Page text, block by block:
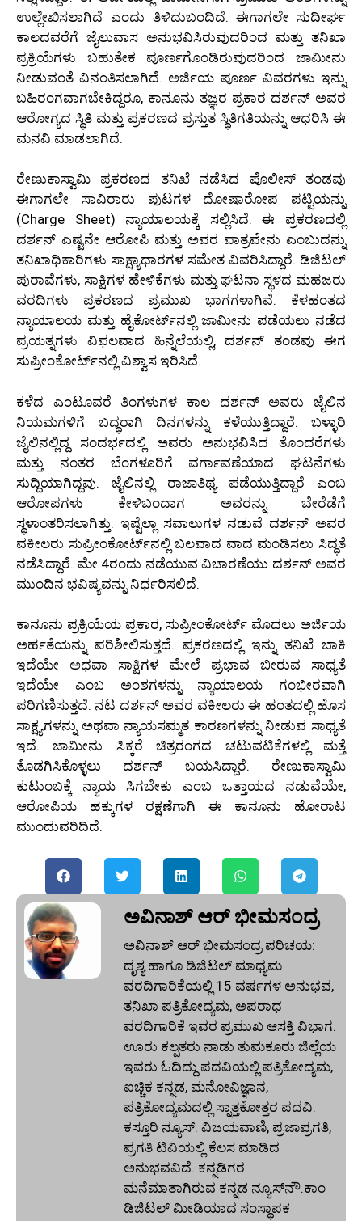
ಉಲ್ಲೇಖಿಸಲಾಗಿದೆ ಎಂದು ತಿಳಿದುಬಂದಿದೆ. ಈಗಾಗಲೇ ಸುದೀರ್ಘ
ಕಾಲದವರೆಗೆ ಜೈಲುವಾಸ ಅನುಭವಿಸಿರುವುದರಿಂದ ಮತ್ತು ತನಿಖಾ
ಪ್ರಕ್ರಿಯೆಗಳು ಬಹುತೇಕ ಪೂರ್ಣಗೊಂಡಿರುವುದರಿಂದ ಜಾಮೀನು
ನೀಡುವಂತೆ ವಿನಂತಿಸಲಾಗಿದೆ. ಅರ್ಜಿಯ ಪೂರ್ಣ ವಿವರಗಳು ಇನ್ನು
ಬಹಿರಂಗವಾಗಬೇಕಿದ್ದರೂ, ಕಾನೂನು ತಜ್ಞರ ಪ್ರಕಾರ ದರ್ಶನ್ ಅವರ
ಆರೋಗ್ಯದ ಸ್ಥಿತಿ ಮತ್ತು ಪ್ರಕರಣದ ಪ್ರಸ್ತುತ ಸ್ಥಿತಿಗತಿಯನ್ನು ಆಧರಿಸಿ ಈ
ಮನವಿ ಮಾಡಲಾಗಿದೆ.
ರೇಣುಕಾಸ್ವಾಮಿ ಪ್ರಕರಣದ ತನಿಖೆ ನಡೆಸಿದ ಪೊಲೀಸ್ ತಂಡವು
ಈಗಾಗಲೇ ಸಾವಿರಾರು ಪುಟಗಳ ದೋಷಾರೋಪ ಪಟ್ಟಿಯನ್ನು
(Charge Sheet) ನ್ಯಾಯಾಲಯಕ್ಕೆ ಸಲ್ಲಿಸಿದೆ. ಈ ಪ್ರಕರಣದಲ್ಲಿ
ದರ್ಶನ್ ಎಷ್ಟನೇ ಆರೋಪಿ ಮತ್ತು ಅವರ ಪಾತ್ರವೇನು ಎಂಬುದನ್ನು
ತನಿಖಾಧಿಕಾರಿಗಳು ಸಾಕ್ಷ್ಯಾಧಾರಗಳ ಸಮೇತ ವಿವರಿಸಿದ್ದಾರೆ. ಡಿಜಿಟಲ್
ಪುರಾವೆಗಳು, ಸಾಕ್ಷಿಗಳ ಹೇಳಿಕೆಗಳು ಮತ್ತು ಘಟನಾ ಸ್ಥಳದ ಮಹಜರು
ವರದಿಗಳು ಪ್ರಕರಣದ ಪ್ರಮುಖ ಭಾಗಗಳಾಗಿವೆ. ಕೆಳಹಂತದ
ನ್ಯಾಯಾಲಯ ಮತ್ತು ಹೈಕೋರ್ಟ್‌ನಲ್ಲಿ ಜಾಮೀನು ಪಡೆಯಲು ನಡೆದ
ಪ್ರಯತ್ನಗಳು ವಿಫಲವಾದ ಹಿನ್ನೆಲೆಯಲ್ಲಿ, ದರ್ಶನ್ ತಂಡವು ಈಗ
ಸುಪ್ರೀಂಕೋರ್ಟ್‌ನಲ್ಲಿ ವಿಶ್ವಾಸ ಇರಿಸಿದೆ.
ಕಳೆದ ಎಂಟೂವರೆ ತಿಂಗಳುಗಳ ಕಾಲ ದರ್ಶನ್ ಅವರು ಜೈಲಿನ
ನಿಯಮಗಳಿಗೆ ಬದ್ಧರಾಗಿ ದಿನಗಳನ್ನು ಕಳೆಯುತ್ತಿದ್ದಾರೆ. ಬಳ್ಳಾರಿ
ಜೈಲಿನಲ್ಲಿದ್ದ ಸಂದರ್ಭದಲ್ಲಿ ಅವರು ಅನುಭವಿಸಿದ ತೊಂದರೆಗಳು
ಮತ್ತು ನಂತರ ಬೆಂಗಳೂರಿಗೆ ವರ್ಗಾವಣೆಯಾದ ಘಟನೆಗಳು
ಸುದ್ದಿಯಾಗಿದ್ದವು. ಜೈಲಿನಲ್ಲಿ ರಾಜಾತಿಥ್ಯ ಪಡೆಯುತ್ತಿದ್ದಾರೆ ಎಂಬ
ಆರೋಪಗಳು ಕೇಳಿಬಂದಾಗ ಅವರನ್ನು ಬೇರೆಡೆಗೆ
ಸ್ಥಳಾಂತರಿಸಲಾಗಿತ್ತು. ಇಷ್ಟೆಲ್ಲಾ ಸವಾಲುಗಳ ನಡುವೆ ದರ್ಶನ್ ಅವರ
ವಕೀಲರು ಸುಪ್ರೀಂಕೋರ್ಟ್‌ನಲ್ಲಿ ಬಲವಾದ ವಾದ ಮಂಡಿಸಲು ಸಿದ್ಧತೆ
ನಡೆಸಿದ್ದಾರೆ. ಮೇ 4ರಂದು ನಡೆಯುವ ವಿಚಾರಣೆಯು ದರ್ಶನ್ ಅವರ
ಮುಂದಿನ ಭವಿಷ್ಯವನ್ನು ನಿರ್ಧರಿಸಲಿದೆ.
ಕಾನೂನು ಪ್ರಕ್ರಿಯೆಯ ಪ್ರಕಾರ, ಸುಪ್ರೀಂಕೋರ್ಟ್ ಮೊದಲು ಅರ್ಜಿಯ
ಅರ್ಹತೆಯನ್ನು ಪರಿಶೀಲಿಸುತ್ತದೆ. ಪ್ರಕರಣದಲ್ಲಿ ಇನ್ನು ತನಿಖೆ ಬಾಕಿ
ಇದೆಯೇ ಅಥವಾ ಸಾಕ್ಷಿಗಳ ಮೇಲೆ ಪ್ರಭಾವ ಬೀರುವ ಸಾಧ್ಯತೆ
ಇದೆಯೇ ಎಂಬ ಅಂಶಗಳನ್ನು ನ್ಯಾಯಾಲಯ ಗಂಭೀರವಾಗಿ
ಪರಿಗಣಿಸುತ್ತದೆ. ನಟ ದರ್ಶನ್ ಅವರ ವಕೀಲರು ಈ ಹಂತದಲ್ಲಿ ಹೊಸ
ಸಾಕ್ಷ್ಯಗಳನ್ನು ಅಥವಾ ನ್ಯಾಯಸಮ್ಮತ ಕಾರಣಗಳನ್ನು ನೀಡುವ ಸಾಧ್ಯತೆ
ಇದೆ. ಜಾಮೀನು ಸಿಕ್ಕರೆ ಚಿತ್ರರಂಗದ ಚಟುವಟಿಕೆಗಳಲ್ಲಿ ಮತ್ತೆ
ತೊಡಗಿಸಿಕೊಳ್ಳಲು ದರ್ಶನ್ ಬಯಸಿದ್ದಾರೆ. ರೇಣುಕಾಸ್ವಾಮಿ
ಕುಟುಂಬಕ್ಕೆ ನ್ಯಾಯ ಸಿಗಬೇಕು ಎಂಬ ಒತ್ತಾಯದ ನಡುವೆಯೇ,
ಆರೋಪಿಯ ಹಕ್ಕುಗಳ ರಕ್ಷಣೆಗಾಗಿ ಈ ಕಾನೂನು ಹೋರಾಟ
ಮುಂದುವರಿದಿದೆ.
ಅವಿನಾಶ್‌ ಆರ್‌ ಭೀಮಸಂದ್ರ
ಅವಿನಾಶ್‌ ಆರ್‌ ಭೀಮಸಂದ್ರ ಪರಿಚಯ:
ದೃಶ್ಯ ಹಾಗೂ ಡಿಜಿಟಲ್ ಮಾಧ್ಯಮ
ವರದಿಗಾರಿಕೆಯಲ್ಲಿ 15 ವರ್ಷಗಳ ಅನುಭವ,
ತನಿಖಾ ಪತ್ರಿಕೋದ್ಯಮ, ಅಪರಾಧ
ವರದಿಗಾರಿಕೆ ಇವರ ಪ್ರಮುಖ ಆಸಕ್ತಿ ವಿಭಾಗ.
ಊರು ಕಲ್ಪತರು ನಾಡು ತುಮಕೂರು ಜಿಲ್ಲೆಯ
ಇವರು ಓದಿದ್ದು ಪದವಿಯಲ್ಲಿ ಪತ್ರಿಕೋದ್ಯಮ,
ಐಚ್ಚಿಕ ಕನ್ನಡ, ಮನೋವಿಜ್ಞಾನ,
ಪತ್ರಿಕೋದ್ಯಮದಲ್ಲಿ ಸ್ನಾತ್ತಕೋತ್ತರ ಪದವಿ.
ಕಸ್ತೂರಿ ನ್ಯೂಸ್‌. ವಿಜಯವಾಣಿ, ಪ್ರಜಾಪ್ರಗತಿ,
ಪ್ರಗತಿ ಟಿವಿಯಲ್ಲಿ ಕೆಲಸ ಮಾಡಿದ
ಅನುಭವವಿದೆ. ಕನ್ನಡಿಗರ
ಮನೆಮಾತಾಗಿರುವ ಕನ್ನಡ ನ್ಯೂಸ್‌ನೌ.ಕಾಂ
ಡಿಜಿಟಲ್‌ ಮೀಡಿಯಾದ ಸಂಸ್ಥಾಪಕ